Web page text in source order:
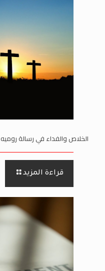
الخلاص والفداء في رسالة روميه
قراءة المزيد